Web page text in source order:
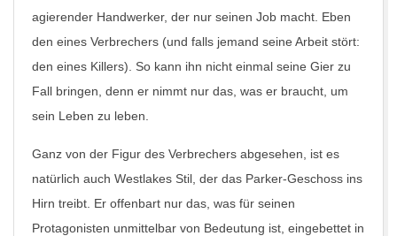
agierender Handwerker, der nur seinen Job macht. Eben
den eines Verbrechers (und falls jemand seine Arbeit stört:
den eines Killers). So kann ihn nicht einmal seine Gier zu
Fall bringen, denn er nimmt nur das, was er braucht, um
sein Leben zu leben.
Ganz von der Figur des Verbrechers abgesehen, ist es
natürlich auch Westlakes Stil, der das Parker-Geschoss ins
Hirn treibt. Er offenbart nur das, was für seinen
Protagonisten unmittelbar von Bedeutung ist, eingebettet in